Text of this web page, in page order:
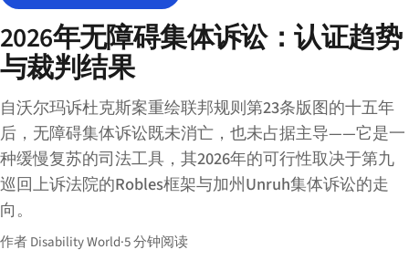
2026年无障碍集体诉讼：认证趋势
与裁判结果
自沃尔玛诉杜克斯案重绘联邦规则第23条版图的十五年
后，无障碍集体诉讼既未消亡，也未占据主导——它是一
种缓慢复苏的司法工具，其2026年的可行性取决于第九
巡回上诉法院的Robles框架与加州Unruh集体诉讼的走
向。
作者 Disability World·5 分钟阅读